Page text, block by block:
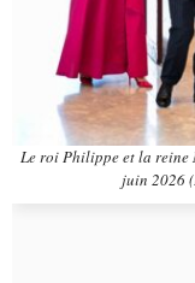
Le roi Philippe et la reine
juin 2026